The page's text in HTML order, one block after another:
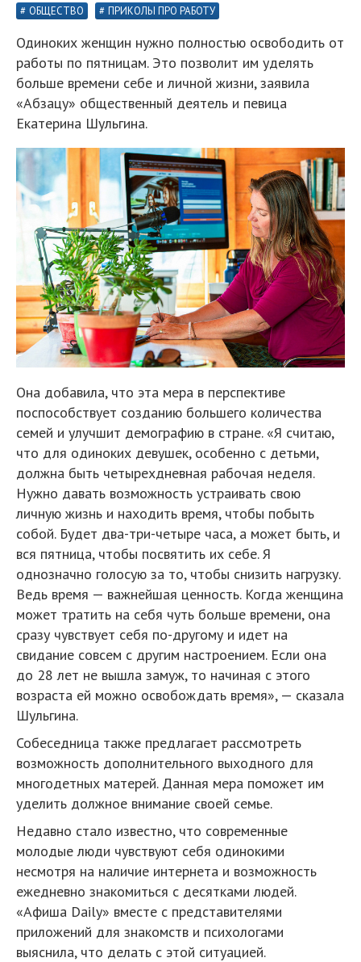
ОБЩЕСТВО ПРИКОЛЫ ПРО РАБОТУ
Одиноких женщин нужно полностью освободить от
работы по пятницам. Это позволит им уделять
больше времени себе и личной жизни, заявила
«Абзацу» общественный деятель и певица
Екатерина Шульгина.
Она добавила, что эта мера в перспективе
поспособствует созданию большего количества
семей и улучшит демографию в стране. «Я считаю,
что для одиноких девушек, особенно с детьми,
должна быть четырехдневная рабочая неделя.
Нужно давать возможность устраивать свою
личную жизнь и находить время, чтобы побыть
собой. Будет два-три-четыре часа, а может быть, и
вся пятница, чтобы посвятить их себе. Я
однозначно голосую за то, чтобы снизить нагрузку.
Ведь время — важнейшая ценность. Когда женщина
может тратить на себя чуть больше времени, она
сразу чувствует себя по-другому и идет на
свидание совсем с другим настроением. Если она
до 28 лет не вышла замуж, то начиная с этого
возраста ей можно освобождать время», — сказала
Шульгина.
Собеседница также предлагает рассмотреть
возможность дополнительного выходного для
многодетных матерей. Данная мера поможет им
уделить должное внимание своей семье.
Недавно стало известно, что современные
молодые люди чувствуют себя одинокими
несмотря на наличие интернета и возможность
ежедневно знакомиться с десятками людей.
«Афиша Daily» вместе с представителями
приложений для знакомств и психологами
выяснила, что делать с этой ситуацией.